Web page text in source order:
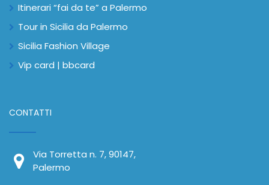
Itinerari “fai da te” a Palermo
Tour in Sicilia da Palermo
Sicilia Fashion Village
Vip card | bbcard
CONTATTI
Via Torretta n. 7, 90147,
Palermo